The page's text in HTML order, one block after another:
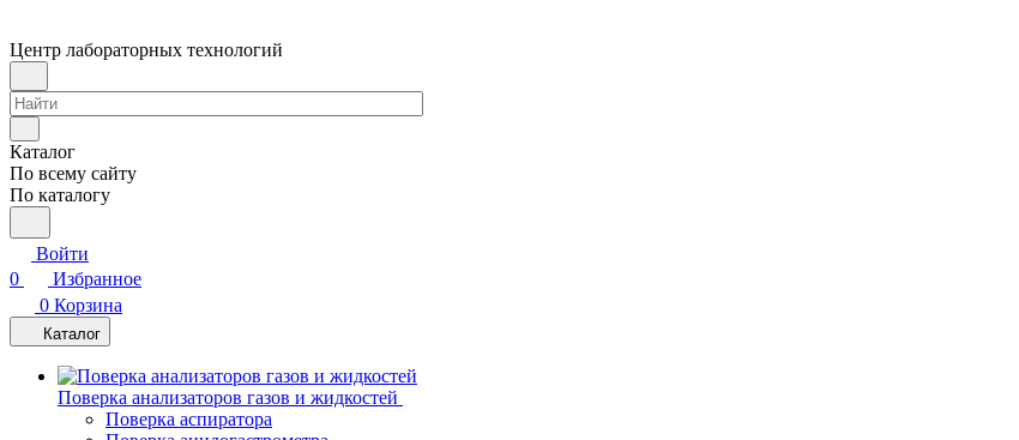
Центр лабораторных технологий
Каталог
По всему сайту
По каталогу
Войти
0
Избранное
0 Корзина
Каталог
Поверка анализаторов газов и жидкостей
Поверка аспиратора